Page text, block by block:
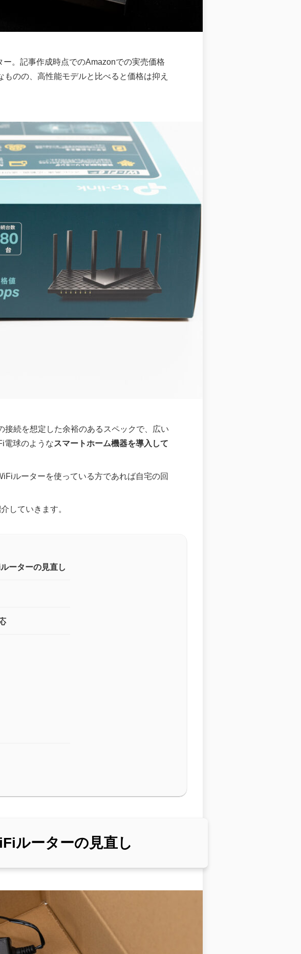
ー。記事作成時点でのAmazonでの実売価格
のの、高性能モデルと比べると価格は抑え
接続を想定した余裕のあるスペックで、広い
電球のようなスマートホーム機器を導入して
ルーターを使っている方であれば自宅の回
していきます。
ーターの見直し
ルーターの見直し